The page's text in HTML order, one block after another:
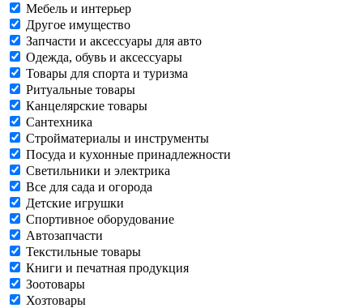
Мебель и интерьер
Другое имущество
Запчасти и аксессуары для авто
Одежда, обувь и аксессуары
Товары для спорта и туризма
Ритуальные товары
Канцелярские товары
Сантехника
Стройматериалы и инструменты
Посуда и кухонные принадлежности
Светильники и электрика
Все для сада и огорода
Детские игрушки
Спортивное оборудование
Автозапчасти
Текстильные товары
Книги и печатная продукция
Зоотовары
Хозтовары